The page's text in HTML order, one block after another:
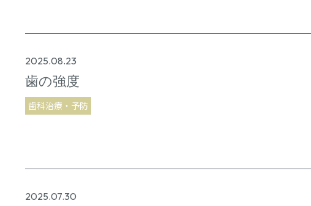
2025.08.23
歯の強度
歯科治療・予防
2025.07.30